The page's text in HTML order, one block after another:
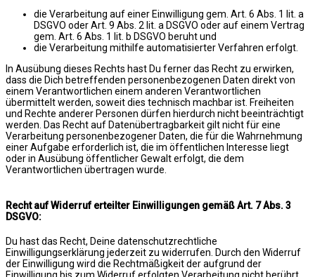
die Verarbeitung auf einer Einwilligung gem. Art. 6 Abs. 1 lit. a
DSGVO oder Art. 9 Abs. 2 lit. a DSGVO oder auf einem Vertrag
gem. Art. 6 Abs. 1 lit. b DSGVO beruht und
die Verarbeitung mithilfe automatisierter Verfahren erfolgt.
In Ausübung dieses Rechts hast Du ferner das Recht zu erwirken,
dass die Dich betreffenden personenbezogenen Daten direkt von
einem Verantwortlichen einem anderen Verantwortlichen
übermittelt werden, soweit dies technisch machbar ist. Freiheiten
und Rechte anderer Personen dürfen hierdurch nicht beeinträchtigt
werden. Das Recht auf Datenübertragbarkeit gilt nicht für eine
Verarbeitung personenbezogener Daten, die für die Wahrnehmung
einer Aufgabe erforderlich ist, die im öffentlichen Interesse liegt
oder in Ausübung öffentlicher Gewalt erfolgt, die dem
Verantwortlichen übertragen wurde.
Recht auf Widerruf erteilter Einwilligungen gemäß Art. 7 Abs. 3
DSGVO:
Du hast das Recht, Deine datenschutzrechtliche
Einwilligungserklärung jederzeit zu widerrufen. Durch den Widerruf
der Einwilligung wird die Rechtmäßigkeit der aufgrund der
Einwilligung bis zum Widerruf erfolgten Verarbeitung nicht berührt.